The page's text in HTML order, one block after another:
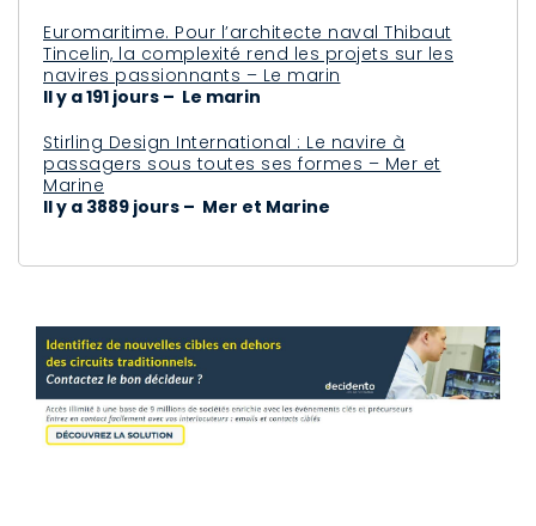
Euromaritime. Pour l’architecte naval Thibaut
Tincelin, la complexité rend les projets sur les
navires passionnants – Le marin
Il y a 191 jours – Le marin
Stirling Design International : Le navire à
passagers sous toutes ses formes – Mer et
Marine
Il y a 3889 jours – Mer et Marine